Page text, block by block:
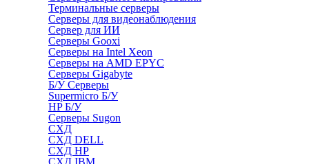
Терминальные серверы
Серверы для видеонаблюдения
Сервер для ИИ
Серверы Gooxi
Серверы на Intel Xeon
Серверы на AMD EPYC
Серверы Gigabyte
Б/У Серверы
Supermicro Б/У
HP Б/У
Серверы Sugon
СХД
СХД DELL
СХД HP
СХД IBM